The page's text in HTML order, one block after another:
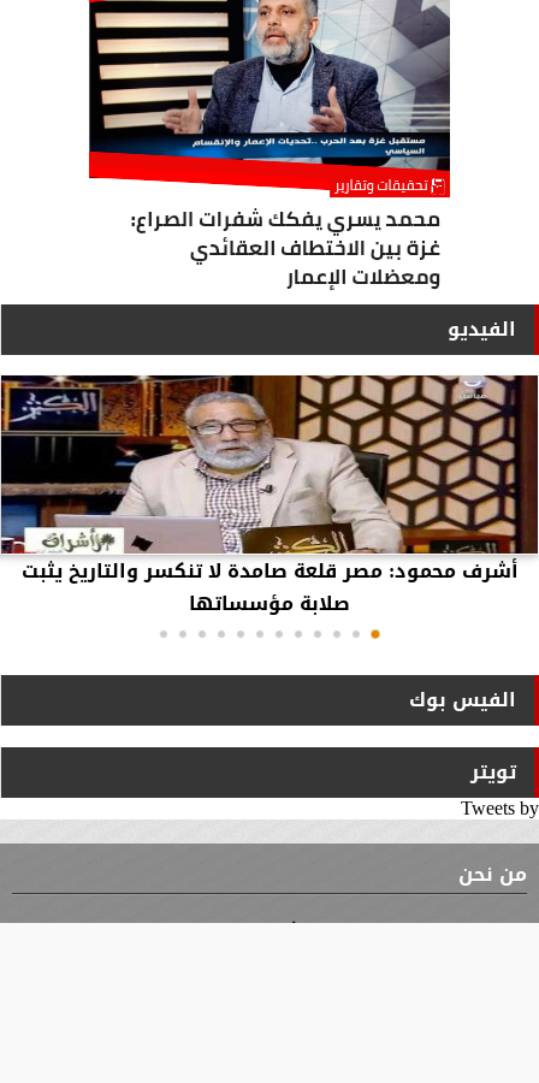
الفيديو
أشرف محمود: مصر قلعة صامدة لا تنكسر والتاريخ يثبت
صلابة مؤسساتها
الفيس بوك
تويتر
Tweets by
من نحن